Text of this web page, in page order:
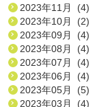
2023年11月 (4)
2023年10月 (2)
2023年09月 (4)
2023年08月 (4)
2023年07月 (4)
2023年06月 (4)
2023年05月 (5)
2023年03月 (4)